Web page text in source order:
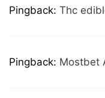
Pingback: Thc
Pingback: Mostbet